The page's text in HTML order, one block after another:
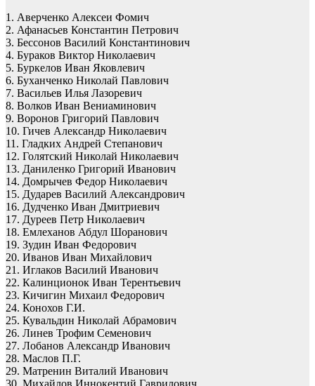
1. Аверченко Алексеи Фомич
2. Афанасьев Константин Петрович
3. Бессонов Василий Константинович
4. Бураков Виктор Николаевич
5. Буркелов Иван Яковлевич
6. Буханченко Николай Павлович
7. Васильев Илья Лазоревич
8. Волков Иван Вениаминович
9. Воронов Григорий Павлович
10. Гичев Александр Николаевич
11. Гладких Андрей Степанович
12. Голятский Николай Николаевич
13. Даниленко Григорий Иванович
14. Домрычев Федор Николаевич
15. Дударев Василий Александрович
16. Дудченко Иван Дмитриевич
17. Дуреев Петр Николаевич
18. Емлеханов Абдул Шоранович
19. Зудин Иван Федорович
20. Иванов Иван Михайлович
21. Иглаков Василий Иванович
22. Калинционок Иван Терентьевич
23. Кичигин Михаил Федорович
24. Конохов Г.И.
25. Кувальдин Николай Абрамович
26. Линев Трофим Семенович
27. Лобанов Александр Иванович
28. Маслов П.Г.
29. Матренин Виталий Иванович
30. Михайлов Иннокентий Гаврилович